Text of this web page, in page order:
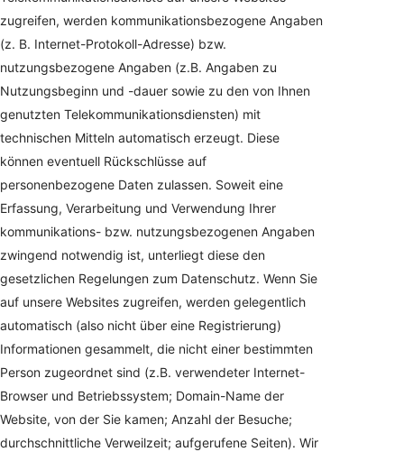
zugreifen, werden kommunikationsbezogene Angaben
(z. B. Internet-Protokoll-Adresse) bzw.
nutzungsbezogene Angaben (z.B. Angaben zu
Nutzungsbeginn und -dauer sowie zu den von Ihnen
genutzten Telekommunikationsdiensten) mit
technischen Mitteln automatisch erzeugt. Diese
können eventuell Rückschlüsse auf
personenbezogene Daten zulassen. Soweit eine
Erfassung, Verarbeitung und Verwendung Ihrer
kommunikations- bzw. nutzungsbezogenen Angaben
zwingend notwendig ist, unterliegt diese den
gesetzlichen Regelungen zum Datenschutz. Wenn Sie
auf unsere Websites zugreifen, werden gelegentlich
automatisch (also nicht über eine Registrierung)
Informationen gesammelt, die nicht einer bestimmten
Person zugeordnet sind (z.B. verwendeter Internet-
Browser und Betriebssystem; Domain-Name der
Website, von der Sie kamen; Anzahl der Besuche;
durchschnittliche Verweilzeit; aufgerufene Seiten). Wir